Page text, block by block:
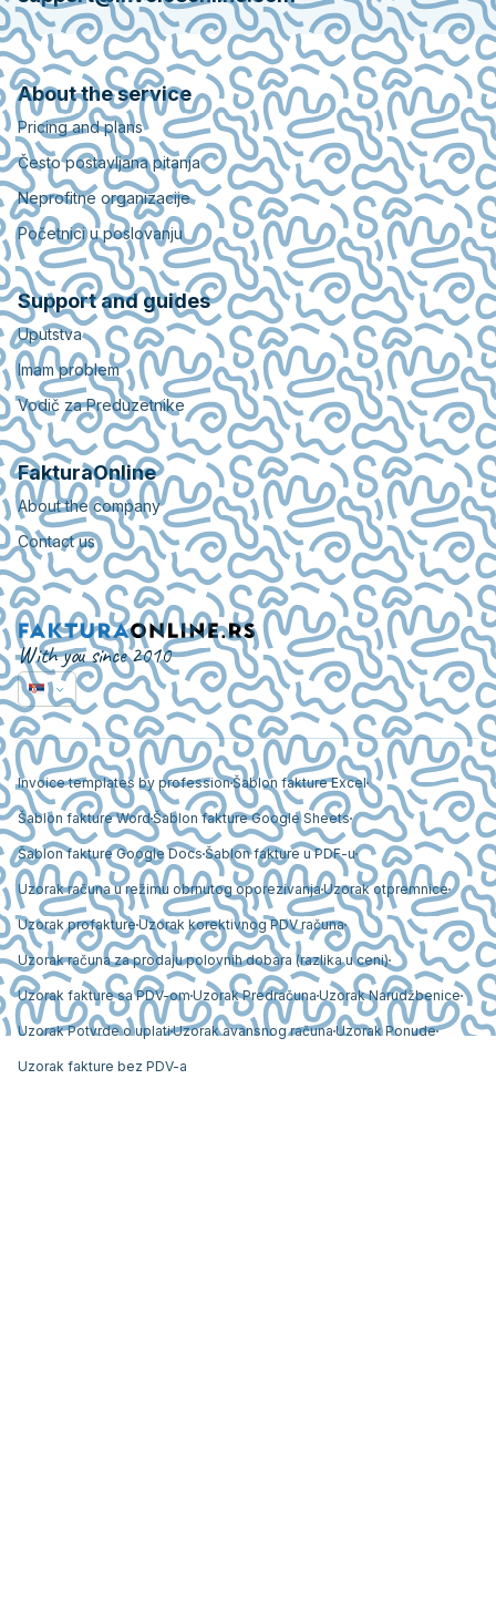
About the service
Pricing and plans
Često postavljana pitanja
Neprofitne organizacije
Početnici u poslovanju
Support and guides
Uputstva
Imam problem
Vodič za Preduzetnike
FakturaOnline
About the company
Contact us
With you since 2010
Invoice templates by professionŠablon fakture Excel
Šablon fakture WordŠablon fakture Google Sheets
Šablon fakture Google Docs Šablon fakture u PDF-u
Uzorak računa u režimu obrnutog oporezivanjaUzorak otpremnice
Uzorak profakture Uzorak korektivnog PDV računa
Uzorak računa za prodaju polovnih dobara (razlika u ceni)
Uzorak fakture sa PDV-om Uzorak Predračuna Uzorak Narudžbenice
Uzorak Potvrde o uplatiUzorak avansnog računa Uzorak Ponude
Uzorak fakture bez PDV-a